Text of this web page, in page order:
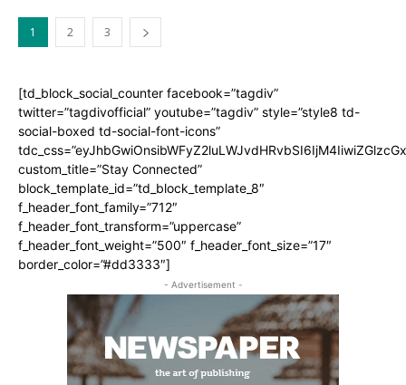
1 2 3
[td_block_social_counter facebook=”tagdiv”
twitter=”tagdivofficial” youtube=”tagdiv” style=”style8 td-
social-boxed td-social-font-icons”
custom_title=”Stay Connected”
block_template_id=”td_block_template_8″
f_header_font_family=”712″
f_header_font_transform=”uppercase”
f_header_font_weight=”500″ f_header_font_size=”17″
border_color=”#dd3333″]
- Advertisement -